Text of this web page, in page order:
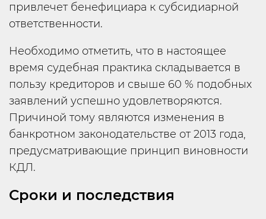
привлечет бенефициара к субсидиарной
ответственности.
Необходимо отметить, что в настоящее
время судебная практика складывается в
пользу кредиторов и свыше 60 % подобных
заявлений успешно удовлетворяются.
Причиной тому являются изменения в
банкротном законодательстве от 2013 года,
предусматривающие принцип виновности
КДЛ.
Сроки и последствия